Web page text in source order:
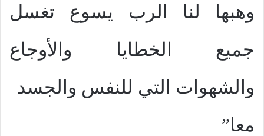
وهبها لنا الرب يسوع تغسل
جميع الخطايا والأوجاع
والشهوات التي للنفس والجسد
معا”